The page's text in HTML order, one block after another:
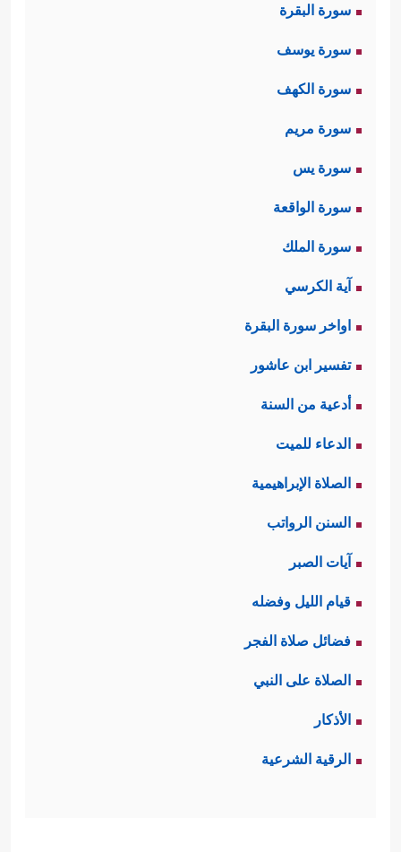
سورة البقرة
سورة يوسف
سورة الكهف
سورة مريم
سورة يس
سورة الواقعة
سورة الملك
آية الكرسي
اواخر سورة البقرة
تفسير ابن عاشور
أدعية من السنة
الدعاء للميت
الصلاة الإبراهيمية
السنن الرواتب
آيات الصبر
قيام الليل وفضله
فضائل صلاة الفجر
الصلاة على النبي
الأذكار
الرقية الشرعية